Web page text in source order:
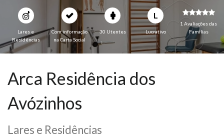
Lares e
Residências
Com informação
na Carta Social
30 Utentes
L
Lucrativo
1 Avaliações das
Familias
Arca Residência dos
Avózinhos
Lares e Residências